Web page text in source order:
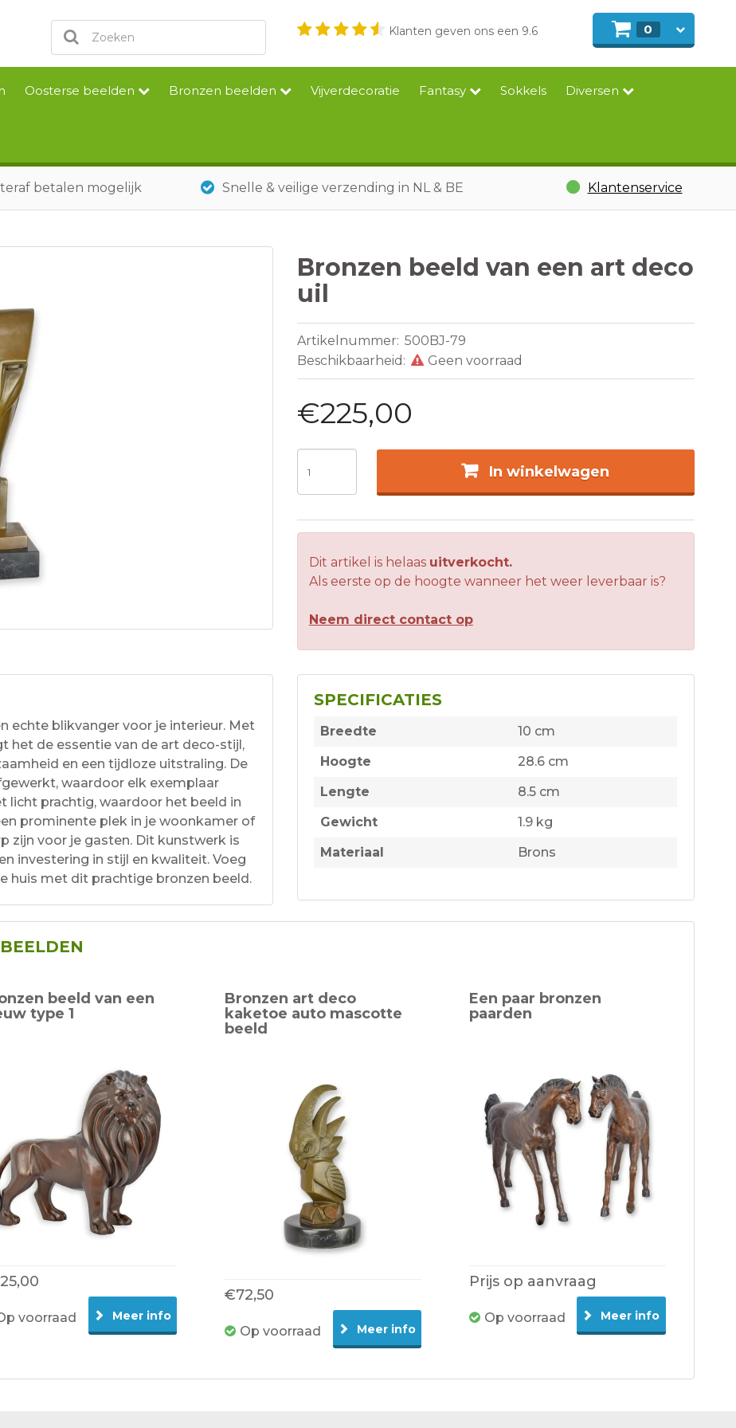
Klanten geven ons een 9.6 0
Oosterse beelden Bronzen beelden Vijverdecoratie Fantasy Sokkels Diversen
betalen mogelijk Snelle & veilige verzending in NL & BE Klantenservice
Bronzen beeld van een art deco
uil
Artikelnummer: 500BJ-79
Beschikbaarheid:
Geen voorraad
€225,00
In winkelwagen
Dit artikel is helaas uitverkocht.
Als eerste op de hoogte wanneer het weer leverbaar is?
Neem direct contact op
echte blikvanger voor je interieur. Met
het de essentie van de art deco-stijl,
en een tijdloze uitstraling. De
waardoor elk exemplaar
licht prachtig, waardoor het beeld in
prominente plek in je woonkamer of
zijn voor je gasten. Dit kunstwerk is
investering in stijl en kwaliteit. Voeg
huis met dit prachtige bronzen beeld.
SPECIFICATIES
Breedte
10 cm
Hoogte
28.6 cm
Lengte
8.5 cm
Gewicht
1.9 kg
Materiaal
Brons
beeld van een
type 1
voorraad Meer info
Bronzen art deco
kaketoe auto mascotte
beeld
€72,50
Op voorraad Meer info
Een paar bronzen
paarden
Prijs op aanvraag
Op voorraad Meer info